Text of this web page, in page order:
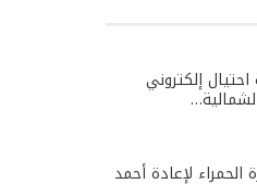
إلكتروني
الحمراء لإعادة أحمد